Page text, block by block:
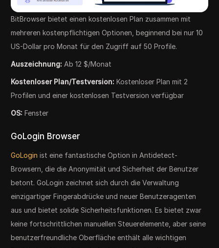
BitBrowser bietet einen kostenlosen Plan zusammen mit
mehreren kostenpflichtigen Optionen, beginnend bei nur 10
US-Dollar pro Monat für den Zugriff auf 50 Profile.
Auszeichnung: Ab 12 $/Monat
Kostenloser Plan/Testversion: Kostenloser Plan mit 2
Profilen und einer kostenlosen Testversion verfügbar
OS: Fenster
GoLogin Browser
GoLogin ist eine fantastische Option in Antidetect-
Browsern, die die Anonymität und Sicherheit der Benutzer
betont. GoLogin zeichnet sich durch die Verwaltung
einzigartiger Fingerabdrücke und neuer Benutzeragenten
aus und bietet solide Sicherheitsfunktionen. Es bietet zwar
keine fortschrittlichen manuellen Steuerelemente, aber seine
benutzerfreundliche Oberfläche enthält alle wichtigen